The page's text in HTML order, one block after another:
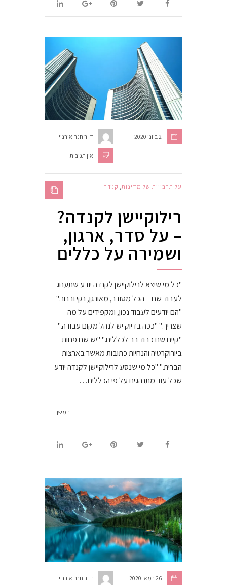
ד"ר חנה אורנוי 2 ביוני 2020
אין תגובות
על תרבויות של מדינות, קנדה
רילוקיישן לקנדה?
– על סדר, ארגון,
ושמירה על כללים
"כל מי שיצא לרילוקיישן לקנדה יודע שתענוג
לעבוד שם – הכל מסודר, מאורגן, נקי וברור."
"הם יודעים לעבוד נכון, ומקפידים על מה
שצריך." "ככה בדיוק יש לנהל מקום עבודה."
"קיים שם כבוד רב לכללים." "יש שם פחות
ביורוקרטיה והנחיות כתובות מאשר בארצות
הברית." "כל מי שנסע לרילוקיישן לקנדה יודע
שכל עוד מתנהגים על פי הכללים…
המשך
ד"ר חנה אורנוי 26 במאי 2020